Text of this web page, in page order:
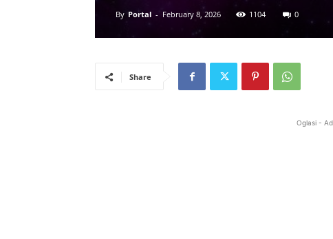
By Portal - February 8, 2026 1104 0
Share
Oglasi -